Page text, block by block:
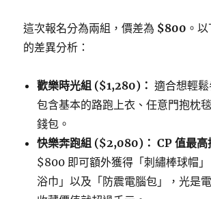
這次報名分為兩組，價差為 $800 。
的差異分析：
歡樂時光組 ($1,280)： 適合想輕鬆
包含基本的路跑上衣、任意門抱枕
錢包。
快樂奔跑組 ($2,080)： CP 值最高
$800 即可額外獲得「刺繡棒球帽
浴巾」以及「防震電腦包」，光是